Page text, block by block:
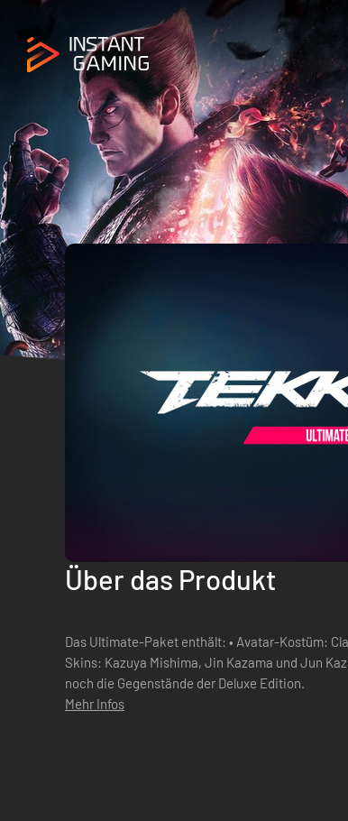
Über das Produkt
Das Ultimate-Paket enthält: • Avatar-Kostüm:
Skins: Kazuya Mishima, Jin Kazama und Jun Kazama *Dieses Paket enthält weder
noch die Gegenstände der Deluxe Edition.
Mehr Infos